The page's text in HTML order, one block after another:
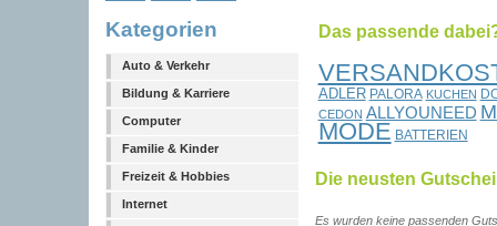
Kategorien
Auto & Verkehr
Bildung & Karriere
Computer
Familie & Kinder
Freizeit & Hobbies
Internet
Das passende
ADLER PALORA KUCHEN
CEDON ALLYOUNEED
MODE BATTERIEN
Die neusten
Es wurden keine passenden